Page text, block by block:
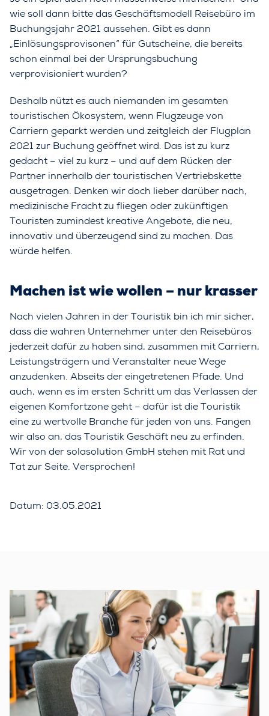
Datum: 03.05.2021
wie soll dann bitte das Geschäftsmodell Reisebüro im
Buchungsjahr 2021 aussehen. Gibt es dann
„Einlösungsprovisonen“ für Gutscheine, die bereits
schon einmal bei der Ursprungsbuchung
verprovisioniert wurden?
Deshalb nützt es auch niemanden im gesamten
touristischen Ökosystem, wenn Flugzeuge von
Carriern geparkt werden und zeitgleich der Flugplan
2021 zur Buchung geöffnet wird. Das ist zu kurz
gedacht – viel zu kurz – und auf dem Rücken der
Partner innerhalb der touristischen Vertriebskette
ausgetragen. Denken wir doch lieber darüber nach,
medizinische Fracht zu fliegen oder zukünftigen
Touristen zumindest kreative Angebote, die neu,
innovativ und überzeugend sind zu machen. Das
würde helfen.
Machen ist wie wollen – nur krasser
Nach vielen Jahren in der Touristik bin ich mir sicher,
dass die wahren Unternehmer unter den Reisebüros
jederzeit dafür zu haben sind, zusammen mit Carriern,
Leistungsträgern und Veranstalter neue Wege
anzudenken. Abseits der eingetretenen Pfade. Und
auch, wenn es im ersten Schritt um das Verlassen der
eigenen Komfortzone geht – dafür ist die Touristik
eine zu wertvolle Branche für jeden von uns. Fangen
wir also an, das Touristik Geschäft neu zu erfinden.
Wir von der solasolution GmbH stehen mit Rat und
Tat zur Seite. Versprochen!